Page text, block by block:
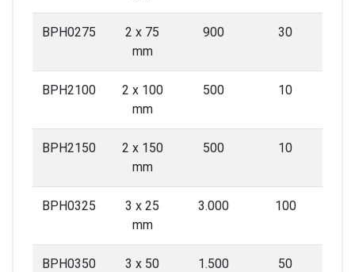
BPH0275
2 x 75
mm
900 30
BPH2100
2 x 100
mm
500 10
BPH2150
2 x 150
mm
500 10
BPH0325
3 x 25
mm
3.000 100
BPH0350
3 x 50
1.500 50